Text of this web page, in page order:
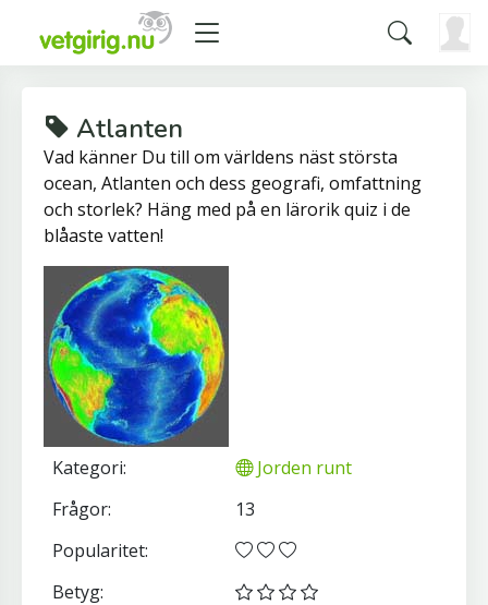
Atlanten
Vad känner Du till om världens näst största
ocean, Atlanten och dess geografi, omfattning
och storlek? Häng med på en lärorik quiz i de
blåaste vatten!
Kategori:
Jorden runt
Frågor:
13
Popularitet:
Betyg: